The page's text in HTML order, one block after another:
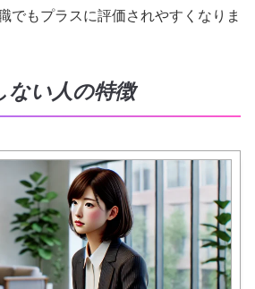
でもプラスに評価されやすくなりま
ない人の特徴